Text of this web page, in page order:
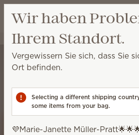
💜Marie-Janette Müller-Pratt🌟🌟🌟🌟🌟
Wir haben
Ihrem Standort.
Vergewissern Sie sich, dass Sie
Ort befinden.
Selecting a different shipping
some items from your bag.
💜Marie-Janette Müller-